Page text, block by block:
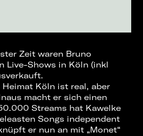
Zeit waren Bruno
Live-Shows in Köln (inkl
Heimat Köln ist real, aber
macht er sich einen
Streams hat Kawelke
Songs independent
er nun an mit „Monet“